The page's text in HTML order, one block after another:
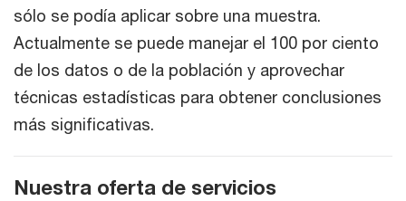
sólo se podía aplicar sobre una muestra.
Actualmente se puede manejar el 100 por ciento
de los datos o de la población y aprovechar
técnicas estadísticas para obtener conclusiones
más significativas.
Nuestra oferta de servicios